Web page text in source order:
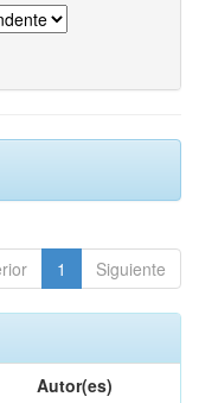
1 Siguiente
Autor(es)